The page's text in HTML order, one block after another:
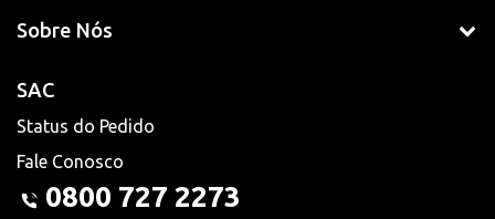
Sobre Nós
SAC
Status do Pedido
Fale Conosco
0800 727 2273